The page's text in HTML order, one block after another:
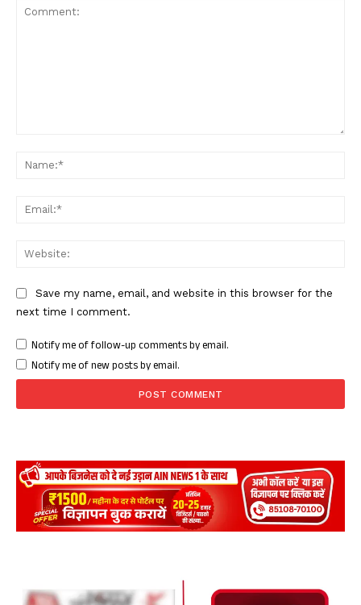
Save my name, email, and website in this browser for the
next time I comment.
Notify me of follow-up comments by email.
Notify me of new posts by email.